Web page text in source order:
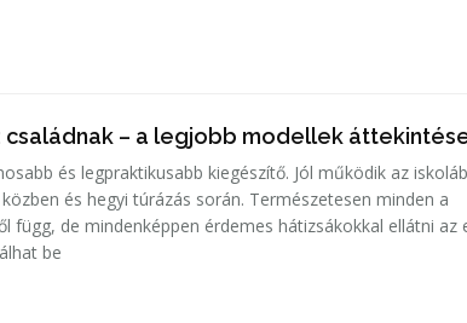
családnak – a legjobb modellek
és legpraktikusabb kiegészítő. Jól működik az
és hegyi túrázás során. Természetesen minden a
függ, de mindenképpen érdemes hátizsákokkal ellátni az
be